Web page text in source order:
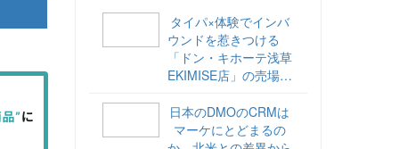
タイパ×体験でインバ
ウンドを惹きつける
「ドン・キホーテ浅草
EKIMISE店」の売場づ
日本のDMOのCRMは
マーケにとどまるの